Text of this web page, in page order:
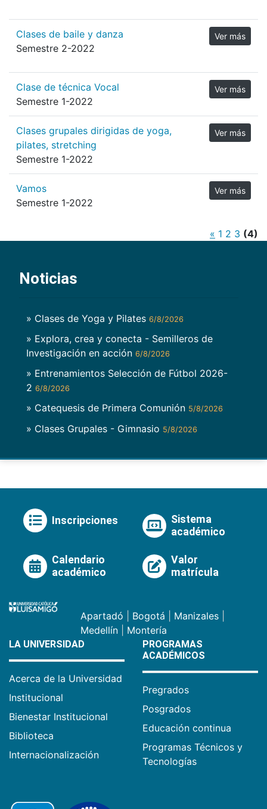
Clases de baile y danza
Semestre 2-2022
Ver más
Clase de técnica Vocal
Semestre 1-2022
Ver más
Clases grupales dirigidas de yoga,
pilates, stretching
Semestre 1-2022
Ver más
Vamos
Semestre 1-2022
Ver más
« 1 2 3 (4)
Noticias
» Clases de Yoga y Pilates 6/8/2026
» Explora, crea y conecta - Semilleros de
Investigación en acción 6/8/2026
» Entrenamientos Selección de Fútbol 2026-
2 6/8/2026
» Catequesis de Primera Comunión 5/8/2026
» Clases Grupales - Gimnasio 5/8/2026
Inscripciones
Sistema
académico
Calendario
académico
Valor
matrícula
Apartadó Bogotá Manizales
Medellín
Montería
LA UNIVERSIDAD
Acerca de la Universidad
Institucional
Bienestar Institucional
Biblioteca
Internacionalización
PROGRAMAS
ACADÉMICOS
Pregrados
Posgrados
Educación continua
Programas Técnicos y
Tecnologías